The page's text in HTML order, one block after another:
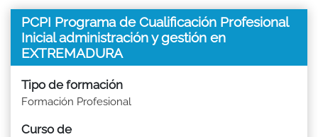
PCPI Programa de Cualificación Profesional
Inicial administración y gestión en
EXTREMADURA
Tipo de formación
Formación Profesional
Curso de